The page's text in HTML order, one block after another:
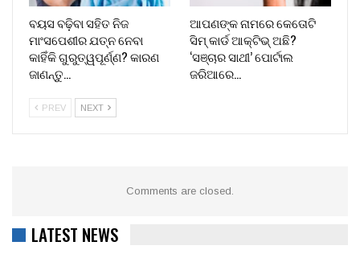
ବୟସ ବଢ଼ିବା ସହିତ ନିଜ
ମାଂସପେଶୀର ଯତ୍ନ ନେବା
କାହିଁକି ଗୁରୁତ୍ୱପୂର୍ଣ୍ଣ? କାରଣ
ଜାଣନ୍ତୁ…
ଆପଣଙ୍କ ନାମରେ କେତୋଟି
ସିମ୍ କାର୍ଡ ଆକ୍ଟିଭ୍ ଅଛି?
‘ସଞ୍ଚାର ସାଥୀ’ ପୋର୍ଟାଲ
ଜରିଆରେ…
PREV NEXT
Comments are closed.
LATEST NEWS